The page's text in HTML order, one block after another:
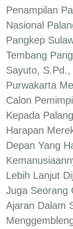
Penampilan
Nasional
Pangkep
Tembang
Sayuto,
Purwakarta
Calon
Kepada
Harapan
Depan Yang
Lebih Lanjut
Juga Seorang
Ajaran Dalam